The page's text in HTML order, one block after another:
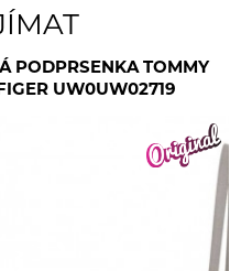
PODPRSENKA TOMMY
UW0UW02719